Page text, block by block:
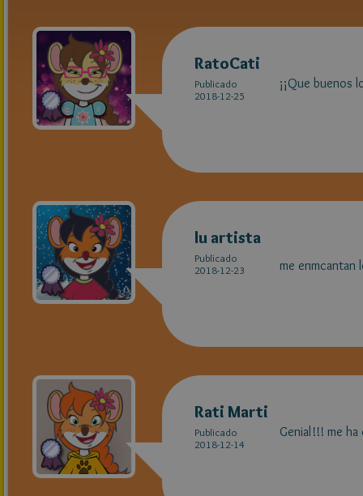
RatoCati
Publicado
2018-12-25
¡¡Que
lu artista
Publicado
2018-12-23
me enmcantan
Rati Marti
Publicado
2018-12-14
Genial!!! me